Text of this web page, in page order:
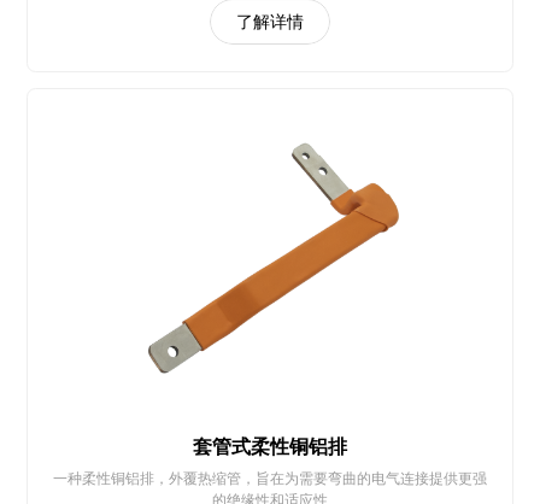
了解详情
套管式柔性铜铝排
一种柔性铜铝排，外覆热缩管，旨在为需要弯曲的电气连接提供更强